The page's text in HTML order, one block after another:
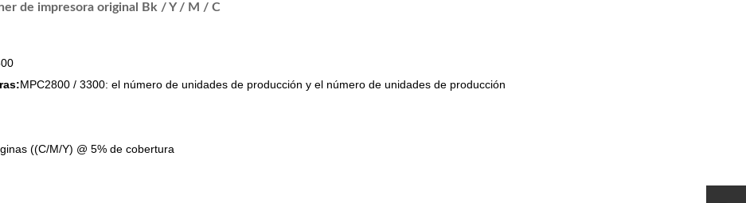
de impresora original Bk / Y / M / C
MPC2800 / 3300: el número de unidades de producción y el número de unidades de producción
((C/M/Y) @ 5% de cobertura